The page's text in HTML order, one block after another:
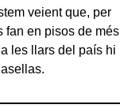
veient que, per
fan en pisos de més
les llars del país hi